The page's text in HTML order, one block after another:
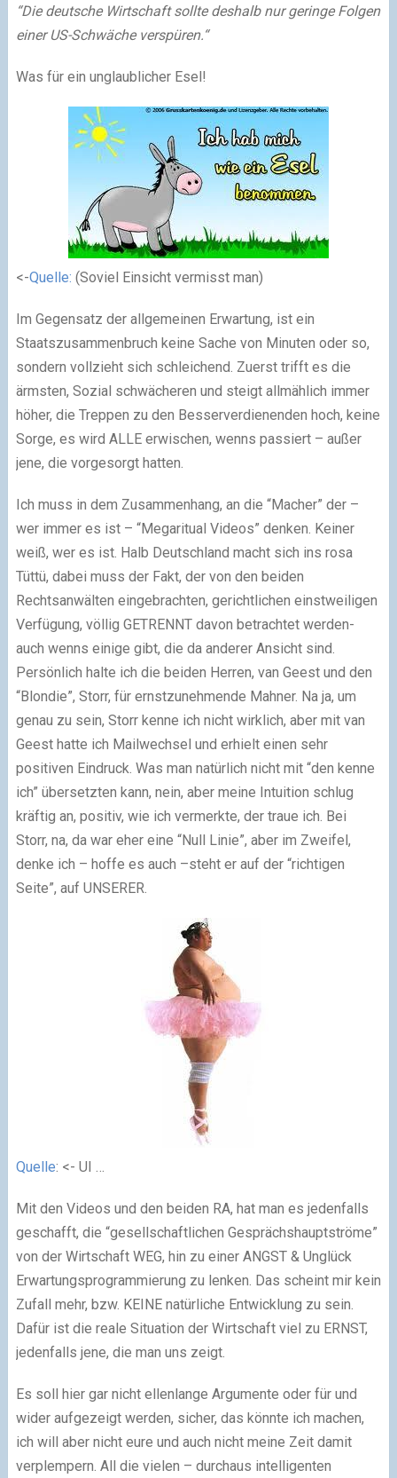
“Die deutsche Wirtschaft sollte deshalb nur geringe Folgen
einer US-Schwäche verspüren.“
Was für ein unglaublicher Esel!
<-Quelle: (Soviel Einsicht vermisst man)
Im Gegensatz der allgemeinen Erwartung, ist ein
Staatszusammenbruch keine Sache von Minuten oder so,
sondern vollzieht sich schleichend. Zuerst trifft es die
ärmsten, Sozial schwächeren und steigt allmählich immer
höher, die Treppen zu den Besserverdienenden hoch, keine
Sorge, es wird ALLE erwischen, wenns passiert – außer
jene, die vorgesorgt hatten.
Ich muss in dem Zusammenhang, an die “Macher” der –
wer immer es ist – “Megaritual Videos” denken. Keiner
weiß, wer es ist. Halb Deutschland macht sich ins rosa
Tüttü, dabei muss der Fakt, der von den beiden
Rechtsanwälten eingebrachten, gerichtlichen einstweiligen
Verfügung, völlig GETRENNT davon betrachtet werden-
auch wenns einige gibt, die da anderer Ansicht sind.
Persönlich halte ich die beiden Herren, van Geest und den
“Blondie”, Storr, für ernstzunehmende Mahner. Na ja, um
genau zu sein, Storr kenne ich nicht wirklich, aber mit van
Geest hatte ich Mailwechsel und erhielt einen sehr
positiven Eindruck. Was man natürlich nicht mit “den kenne
ich” übersetzten kann, nein, aber meine Intuition schlug
kräftig an, positiv, wie ich vermerkte, der traue ich. Bei
Storr, na, da war eher eine “Null Linie”, aber im Zweifel,
denke ich – hoffe es auch –steht er auf der “richtigen
Seite”, auf UNSERER.
Quelle: <- UI …
Mit den Videos und den beiden RA, hat man es jedenfalls
geschafft, die “gesellschaftlichen Gesprächshauptströme”
von der Wirtschaft WEG, hin zu einer ANGST & Unglück
Erwartungsprogrammierung zu lenken. Das scheint mir kein
Zufall mehr, bzw. KEINE natürliche Entwicklung zu sein.
Dafür ist die reale Situation der Wirtschaft viel zu ERNST,
jedenfalls jene, die man uns zeigt.
Es soll hier gar nicht ellenlange Argumente oder für und
wider aufgezeigt werden, sicher, das könnte ich machen,
ich will aber nicht eure und auch nicht meine Zeit damit
verplempern. All die vielen – durchaus intelligenten